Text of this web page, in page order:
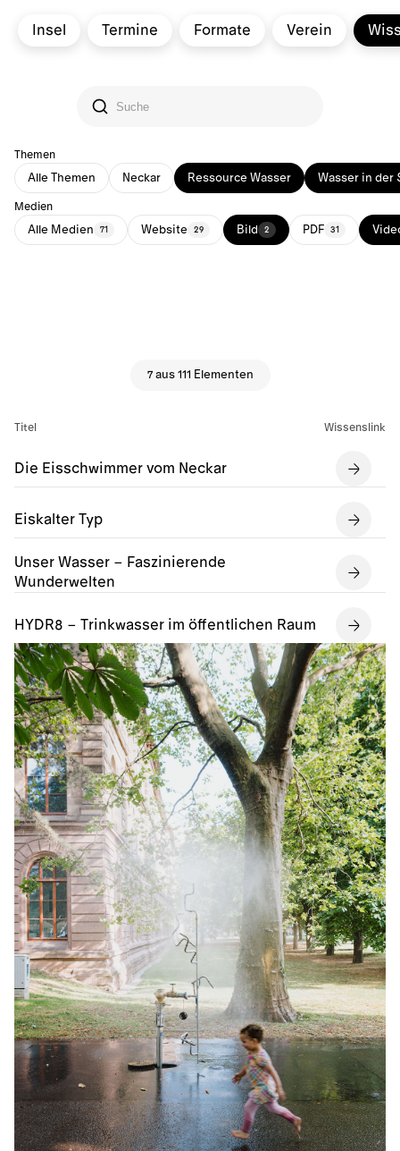
Insel Termine Formate Verein
Themen
Alle Themen Neckar Ressource Wasser Wasser in der
Medien
Alle Medien 71 Website 29 Bild 2 PDF 31
7 aus 111 Elementen
Titel Wissenslink
Die Eisschwimmer vom Neckar
Eiskalter Typ
Unser Wasser – Faszinierende
Wunderwelten
HYDR8 – Trinkwasser im öffentlichen Raum